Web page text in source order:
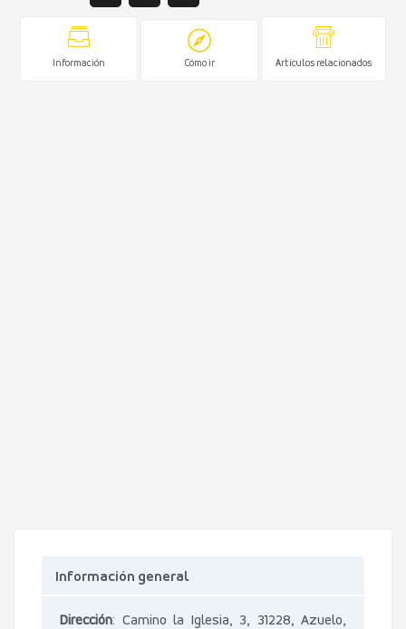
Información Cómo ir Artículos relacionados
Información general
Dirección: Camino la Iglesia, 3, 31228, Azuelo,